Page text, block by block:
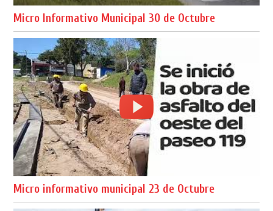
Micro Informativo Municipal 30 de Octubre
Micro informativo municipal 23 de Octubre